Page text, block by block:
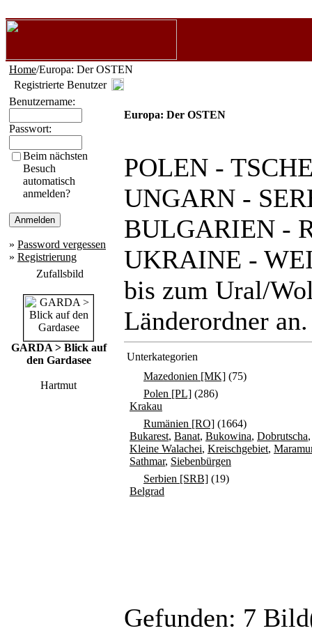
Home/Europa: Der OSTEN
Registrierte Benutzer
Benutzername:
Passwort:
Beim nächsten
Besuch
automatisch
anmelden?
» Password vergessen
» Registrierung
Zufallsbild
GARDA > Blick auf
den Gardasee
Hartmut
Europa: Der OSTEN
POLEN -
UNGARN -
BULGARIEN -
UKRAINE -
bis zum Ural/
Länderordner
Unterkategorien
Mazedonien [MK] (75)
Polen [PL] (286)
Krakau
Rumänien [RO] (1664)
Bukarest, Banat, Bukowina, Dobrutscha
Kleine Walachei, Kreischgebiet,
Sathmar, Siebenbürgen
Serbien [SRB] (19)
Belgrad
Gefunden: 7